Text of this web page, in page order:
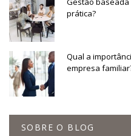
prática?
Qual a
empresa
SOBRE O BLOG